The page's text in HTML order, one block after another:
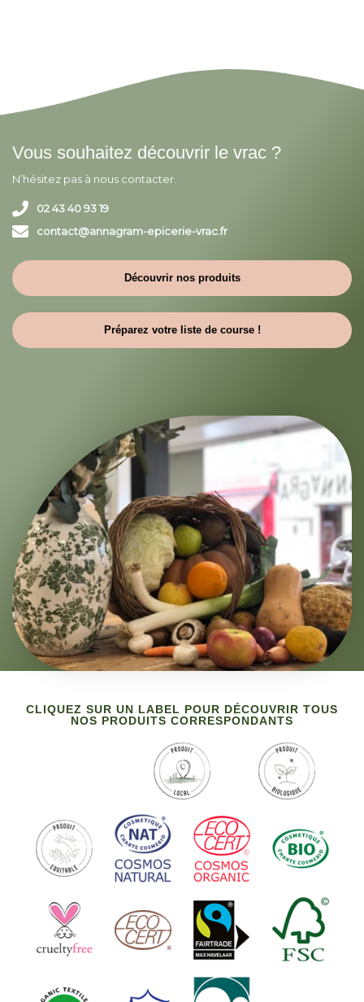
Vous souhaitez découvrir le vrac ?
N’hésitez pas à nous contacter.
02 43 40 93 19
contact@annagram-epicerie-vrac.fr
Découvrir nos produits
Préparez votre liste de course !
CLIQUEZ SUR UN LABEL POUR DÉCOUVRIR TOUS
NOS PRODUITS CORRESPONDANTS